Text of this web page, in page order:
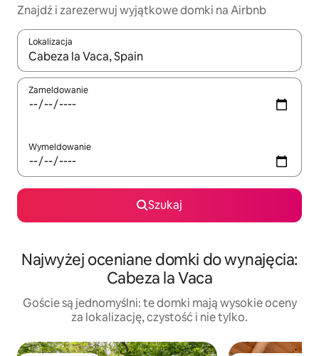
Znajdź i zarezerwuj wyjątkowe domki na Airbnb
Lokalizacja
Gdy wyniki będą dostępne, możesz poruszać się po nich za
Zameldowanie
Wymeldowanie
Szukaj
Najwyżej oceniane domki do wynajęcia:
Cabeza la Vaca
Goście są jednomyślni: te domki mają wysokie oceny
za lokalizację, czystość i nie tylko.